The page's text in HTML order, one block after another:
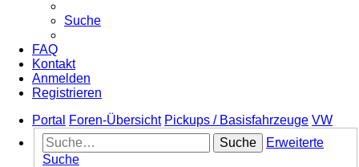
Suche
FAQ
Kontakt
Anmelden
Registrieren
Portal
Foren-Übersicht Pickups / Basisfahrzeuge VW
Suche
Erweiterte
Suche